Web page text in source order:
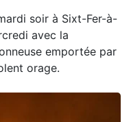
soir à Sixt-Fer-à-
avec la
emportée par
orage.